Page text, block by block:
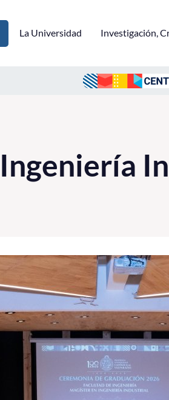
La Universidad Investigación,